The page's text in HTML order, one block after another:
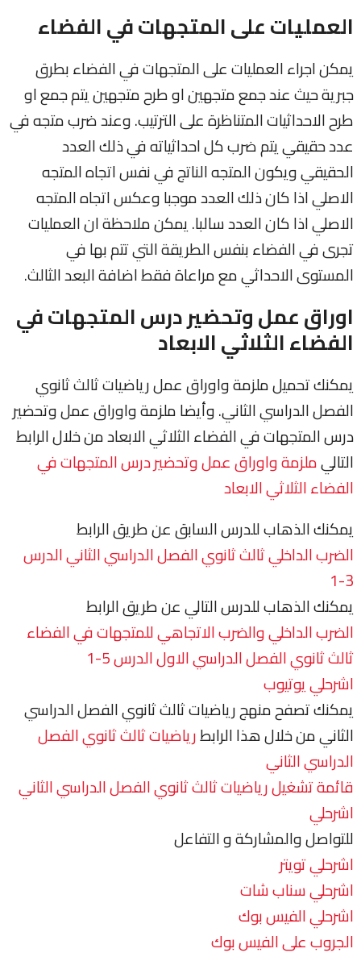
العمليات على المتجهات في الفضاء
يمكن اجراء العمليات على المتجهات في الفضاء بطرق
جبرية حيث عند جمع متجهين او طرح متجهين يتم جمع او
طرح الاحداثيات المتناظرة على الترتيب. وعند ضرب متجه في
عدد حقيقي يتم ضرب كل احداثياته في ذلك العدد
الحقيقي ويكون المتجه الناتج في نفس اتجاه المتجه
الاصلي اذا كان ذلك العدد موجبا وعكس اتجاه المتجه
الاصلي اذا كان العدد سالبا. يمكن ملاحظة ان العمليات
تجرى في الفضاء بنفس الطريقة التي تتم بها في
المستوى الاحداثي مع مراعاة فقط اضافة البعد الثالث.
اوراق عمل وتحضير درس المتجهات في
الفضاء الثلاثي الابعاد
يمكنك تحميل ملزمة واوراق عمل رياضيات ثالث ثانوي
الفصل الدراسي الثاني. وأيضا ملزمة واوراق عمل وتحضير
درس المتجهات في الفضاء الثلاثي الابعاد من خلال الرابط
التاليملزمة واوراق عمل وتحضير درس المتجهات في
الفضاء الثلاثي الابعاد
يمكنك الذهاب للدرس السابق عن طريق الرابط
الضرب الداخلي ثالث ثانوي الفصل الدراسي الثاني الدرس
3-1
يمكنك الذهاب للدرس التالي عن طريق الرابط
الضرب الداخلي والضرب الاتجاهي للمتجهات في الفضاء
ثالث ثانوي الفصل الدراسي الاول الدرس 5-1
اشرحلي يوتيوب
يمكنك تصفح منهج رياضيات ثالث ثانوي الفصل الدراسي
الثاني من خلال هذا الرابطرياضيات ثالث ثانوي الفصل
الدراسي الثاني
قائمة تشغيل رياضيات ثالث ثانوي الفصل الدراسي الثاني
اشرحلي
للتواصل والمشاركة و التفاعل
اشرحلي تويتر
اشرحلي سناب شات
اشرحلي الفيس بوك
الجروب على الفيس بوك